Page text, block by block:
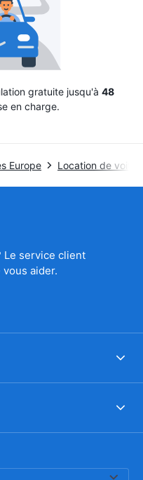
gratuite jusqu'à 48
en charge.
Europe Location de
Le service client
vous aider.